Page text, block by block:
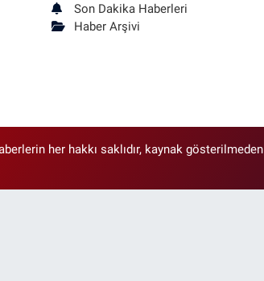
Son Dakika Haberleri
Haber Arşivi
her hakkı saklıdır, kaynak gösterilmeden